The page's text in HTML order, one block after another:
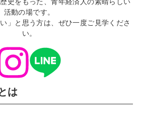
活動の場です。
」と思う方は、ぜひ一度ご見学くださ
い。
は